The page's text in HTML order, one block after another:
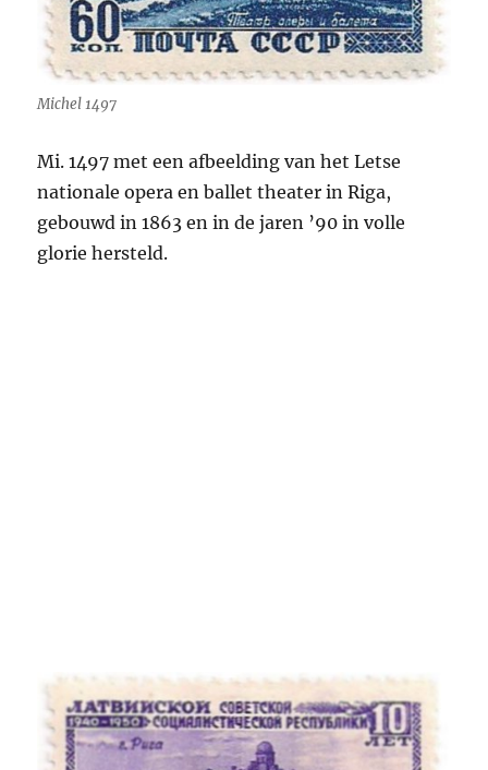
Michel 1497
Mi. 1497 met een afbeelding van het Letse
nationale opera en ballet theater in Riga,
gebouwd in 1863 en in de jaren ’90 in volle
glorie hersteld.